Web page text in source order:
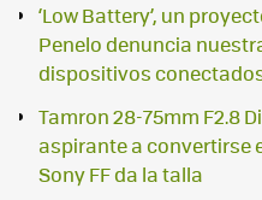
‘Low Battery’, un
Penelo denuncia
dispositivos
Tamron 28-75mm F2.8
aspirante a convertirse
Sony FF da la talla